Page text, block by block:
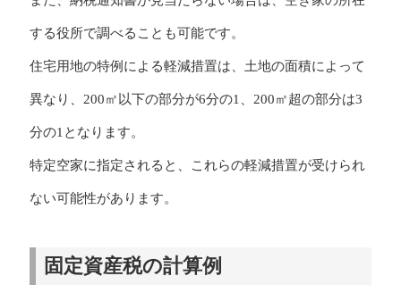
する役所で調べることも可能です。
住宅用地の特例による軽減措置は、土地の面積によって
異なり、200㎡以下の部分が6分の1、200㎡超の部分は3
分の1となります。
特定空家に指定されると、これらの軽減措置が受けられ
ない可能性があります。
固定資産税の計算例